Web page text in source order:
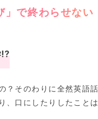
で終わらせない
？そのわりに全然英語
、口にしたりしたこと